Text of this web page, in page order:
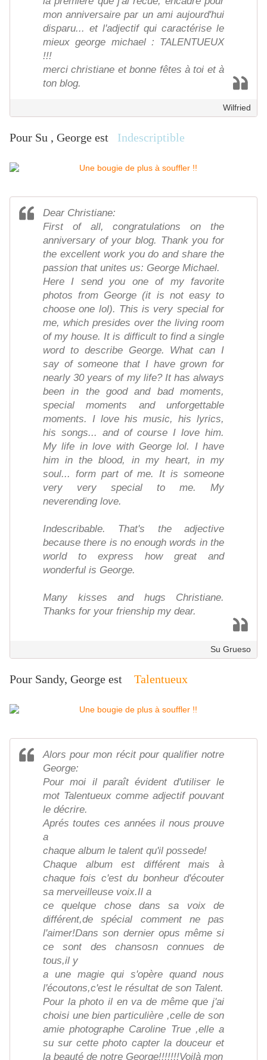
mon anniversaire par un ami aujourd'hui
disparu... et l'adjectif qui caractérise le
mieux george michael : TALENTUEUX
!!!
merci christiane et bonne fêtes à toi et à
ton blog.
Wilfried
Pour Su , George est Indescriptible
Dear Christiane:
First of all, congratulations on the
anniversary of your blog. Thank you for
the excellent work you do and share the
passion that unites us: George Michael.
Here I send you one of my favorite
photos from George (it is not easy to
choose one lol). This is very special for
me, which presides over the living room
of my house. It is difficult to find a single
word to describe George. What can I
say of someone that I have grown for
nearly 30 years of my life? It has always
been in the good and bad moments,
special moments and unforgettable
moments. I love his music, his lyrics,
his songs... and of course I love him.
My life in love with George lol. I have
him in the blood, in my heart, in my
soul... form part of me. It is someone
very very special to me. My
neverending love.
Indescribable. That's the adjective
because there is no enough words in the
world to express how great and
wonderful is George.
Many kisses and hugs Christiane.
Thanks for your frienship my dear.
Su Grueso
Pour Sandy, George est Talentueux
Alors pour mon récit pour qualifier notre
George:
Pour moi il paraît évident d'utiliser le
mot Talentueux comme adjectif pouvant
le décrire.
Aprés toutes ces années il nous prouve
a
chaque album le talent qu'il possede!
Chaque album est différent mais à
chaque fois c'est du bonheur d'écouter
sa merveilleuse voix.Il a
ce quelque chose dans sa voix de
différent,de spécial comment ne pas
l'aimer!Dans son dernier opus même si
ce sont des chansosn connues de
tous,il y
a une magie qui s'opère quand nous
l'écoutons,c'est le résultat de son Talent.
Pour la photo il en va de même que j'ai
choisi une bien particulière ,celle de son
amie photographe Caroline True ,elle a
su sur cette photo capter la douceur et
la beauté de notre George!!!!!!!Voilà mon